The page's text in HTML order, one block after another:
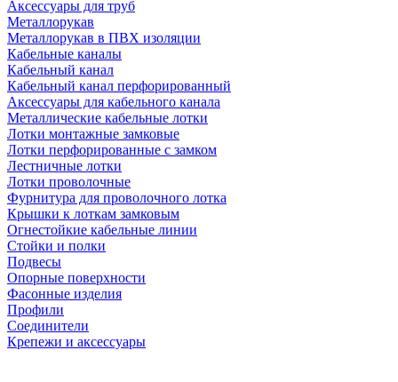
Аксессуары для труб
Металлорукав
Металлорукав в ПВХ изоляции
Кабельные каналы
Кабельный канал
Кабельный канал перфорированный
Аксессуары для кабельного канала
Металлические кабельные лотки
Лотки монтажные замковые
Лотки перфорированные с замком
Лестничные лотки
Лотки проволочные
Фурнитура для проволочного лотка
Крышки к лоткам замковым
Огнестойкие кабельные линии
Стойки и полки
Подвесы
Опорные поверхности
Фасонные изделия
Профили
Соединители
Крепежи и аксессуары